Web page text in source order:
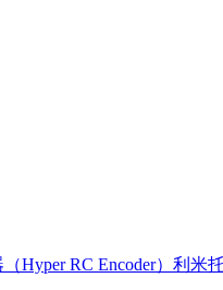
Hyper RC Encoder）利米